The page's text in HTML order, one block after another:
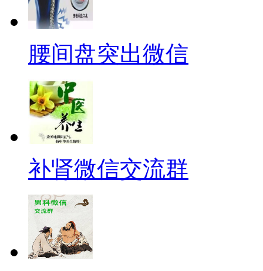
腰间盘突出微信
补肾微信交流群